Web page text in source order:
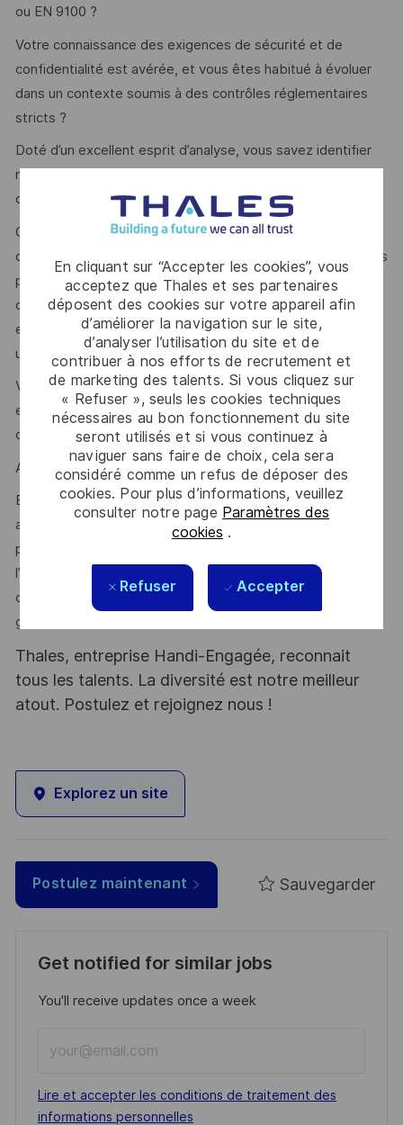
En cliquant sur “Accepter les cookies”, vous
acceptez que Thales et ses partenaires
déposent des cookies sur votre appareil afin
d’améliorer la navigation sur le site,
d’analyser l’utilisation du site et de
contribuer à nos efforts de recrutement et
de marketing des talents. Si vous cliquez sur
« Refuser », seuls les cookies techniques
nécessaires au bon fonctionnement du site
seront utilisés et si vous continuez à
naviguer sans faire de choix, cela sera
considéré comme un refus de déposer des
cookies. Pour plus d’informations, veuillez
consulter notre page Paramètres des
cookies .
Refuser Accepter
ou EN 9100 ?
Votre connaissance des exigences de sécurité et de
confidentialité est avérée, et vous êtes habitué à évoluer
dans un contexte soumis à des contrôles réglementaires
stricts ?
Doté d’un excellent esprit d’analyse, vous savez identifier
rapidement les dysfonctionnements et mener des actions
correctives efficaces ?
Organisé et rigoureux, vous assurez le suivi des indicateurs
de performance et la gestion documentaire avec soin. Vous
possédez une aisance dans l’utilisation des outils
collaboratifs et ERP, notamment Excel, Sharepoint et SAP,
et vous savez former et accompagner les équipes à leur
utilisation ?
Vos qualités relationnelles vous permettent de collaborer
efficacement avec des interlocuteurs variés au sein
d’équipes pluridisciplinaires ?
Alors ce poste est fait pour vous !
En rejoignant notre organisation, vous contribuerez
activement à la fiabilisation et à l’amélioration des
processus logistiques en lien avec les enjeux exigeants de
l’industrie de la défense. Vous participerez au déploiement
de solutions innovantes et à la montée en performance
globale de la supply chain.
Thales, entreprise Handi-Engagée, reconnait
tous les talents. La diversité est notre meilleur
atout. Postulez et rejoignez nous !
Explorez un site
Postulez maintenant Sauvegarder
Get notified for similar jobs
You'll receive updates once a week
Email
address
(Required)
Required
Lire et accepter les conditions de traitement des
informations personnelles